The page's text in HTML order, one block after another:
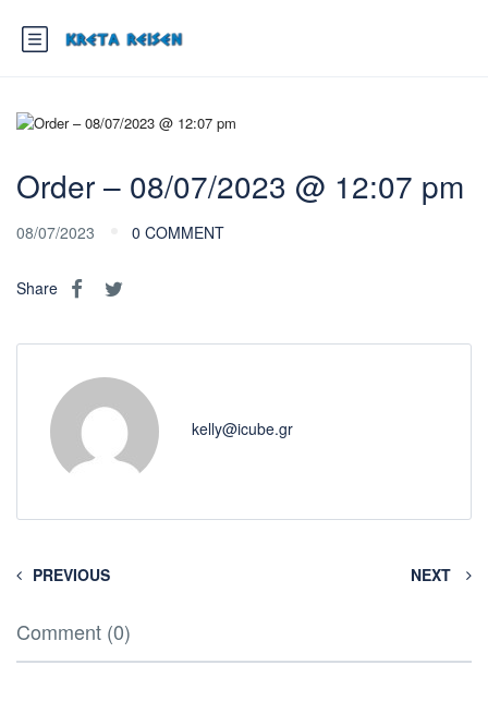
Order – 08/07/2023 @ 12:07 pm
08/07/2023 0 COMMENT
Share
kelly@icube.gr
PREVIOUS NEXT
Comment (0)